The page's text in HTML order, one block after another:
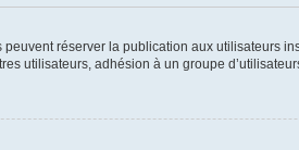
peuvent réserver la publication aux utilisateurs
utilisateurs, adhésion à un groupe